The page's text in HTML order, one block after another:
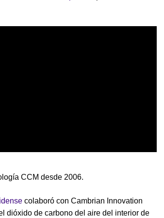
CCM desde 2006.
colaboró con Cambrian Innovation
dióxido de carbono del aire del interior de